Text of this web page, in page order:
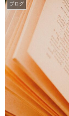
ブログ